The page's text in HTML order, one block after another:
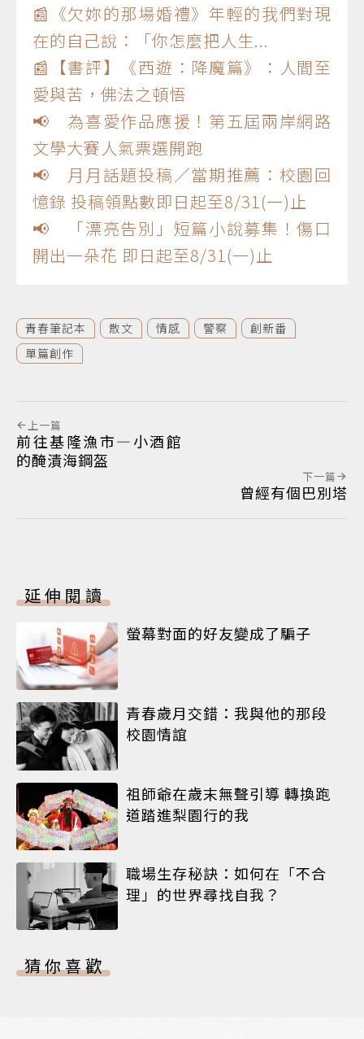
📰《欠妳的那場婚禮》年輕的我們對現
在的自己說：「你怎麼把人生...
📰【書評】《西遊：降魔篇》：人間至
愛與苦，佛法之頓悟
📢 為喜愛作品應援！第五屆兩岸網路
文學大賽人氣票選開跑
📢 月月話題投稿／當期推薦：校園回
憶錄 投稿領點數即日起至8/31(一)止
📢 「漂亮告別」短篇小說募集！傷口
開出一朵花 即日起至8/31(一)止
青春筆記本 散文 情感 警察
創新番
單篇創作
上一篇
前往基隆漁市—小酒館
的醃漬海鋼盔
下一篇
曾經有個巴別塔
延伸閱讀
螢幕對面的好友變成了騙子
青春歲月交錯：我與他的那段
校園情誼
祖師爺在歲末無聲引導 轉換跑
道踏進梨園行的我
職場生存秘訣：如何在「不合
理」的世界尋找自我？
猜你喜歡